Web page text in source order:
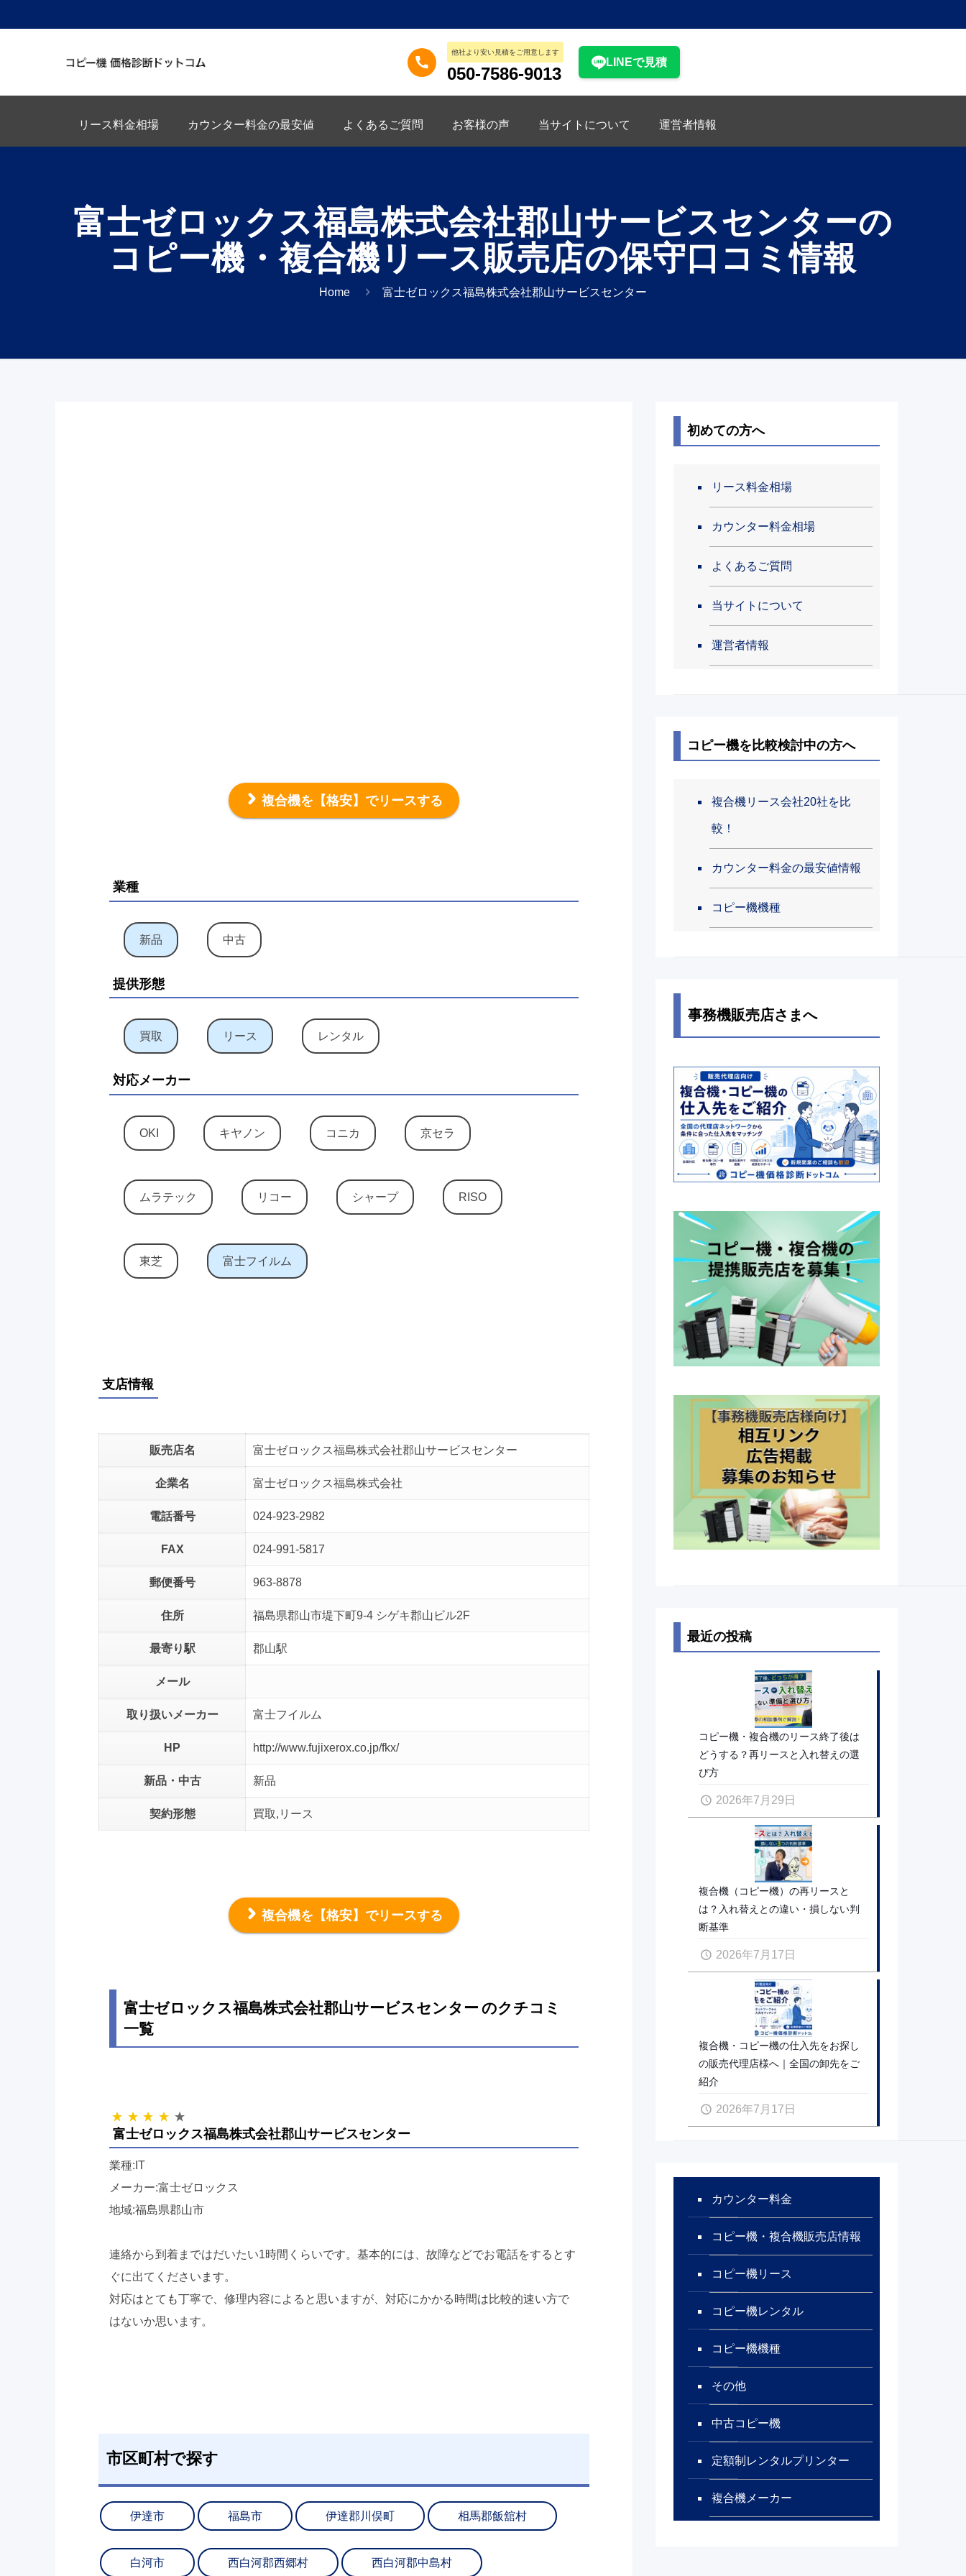
他社より安い見積をご用意します
050-7586-9013
LINEで見積
リース料金相場 カウンター料金の最安値 よくあるご質問 お客様の声 当サイトについて 運営者情報
富士ゼロックス福島株式会社郡山サービスセンターの
コピー機・複合機リース販売店の保守口コミ情報
Home 富士ゼロックス福島株式会社郡山サービスセンター
複合機を 【格安】でリースする
業種
新品 中古
提供形態
買取 リース レンタル
対応メーカー
OKI キヤノン コニカ 京セラ
ムラテック リコー シャープ RISO
東芝 富士フイルム
支店情報
販売店名 富士ゼロックス福島株式会社郡山サービスセンター
企業名 富士ゼロックス福島株式会社
電話番号 024-923-2982
FAX 024-991-5817
郵便番号 963-8878
住所 福島県郡山市堤下町9-4 シゲキ郡山ビル2F
最寄り駅 郡山駅
メール
取り扱いメーカー 富士フイルム
HP http://www.fujixerox.co.jp/fkx/
新品・中古 新品
契約形態 買取,リース
複合機を 【格安】でリースする
富士ゼロックス福島株式会社郡山サービスセンター のクチコミ
一覧
富士ゼロックス福島株式会社郡山サービスセンター
業種:IT
メーカー:富士ゼロックス
地域:福島県郡山市
連絡から到着まではだいたい1時間くらいです。基本的には、故障などでお電話をするとす
ぐに出てくださいます。
対応はとても丁寧で、修理内容によると思いますが、対応にかかる時間は比較的速い方で
はないか思います。
市区町村で探す
伊達市 福島市 伊達郡川俣町 相馬郡飯舘村
白河市 西白河郡西郷村 西白河郡中島村
初めての方へ
リース料金相場
カウンター料金相場
よくあるご質問
当サイトについて
運営者情報
コピー機を比較検討中の方へ
複合機リース会社20社を比
較！
カウンター料金の最安値情報
コピー機機種
事務機販売店さまへ
最近の投稿
コピー機・複合機のリース終了後は
どうする？再リースと入れ替えの選
び方
2026年7月29日
複合機（コピー機）の再リースと
は？入れ替えとの違い・損しない判
断基準
2026年7月17日
複合機・コピー機の仕入先をお探し
の販売代理店様へ｜全国の卸先をご
紹介
2026年7月17日
カウンター料金
コピー機・複合機販売店情報
コピー機リース
コピー機レンタル
コピー機機種
その他
中古コピー機
定額制レンタルプリンター
複合機メーカー